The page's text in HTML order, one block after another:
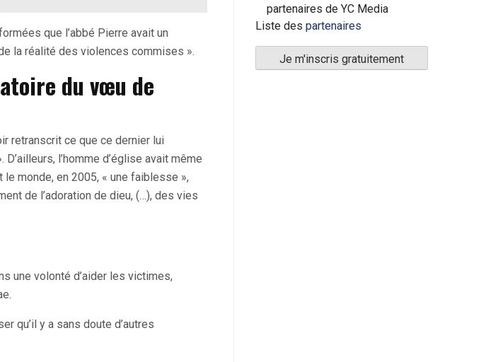
que l’abbé Pierre avait un
la réalité des violences commises ».
du vœu de
retranscrit ce que ce dernier lui
l’homme d’église avait même
monde, en 2005, « une faiblesse »,
de l’adoration de dieu, (…), des vies
une volonté d’aider les victimes,
qu’il y a sans doute d’autres
partenaires de YC Media
Liste des partenaires